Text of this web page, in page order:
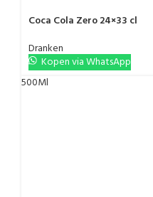
Coca Cola Zero 24×33 cl
Dranken
Kopen via WhatsApp
500Ml